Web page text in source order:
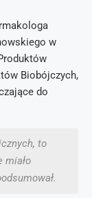
w
Biobójczych,
do
to
miało